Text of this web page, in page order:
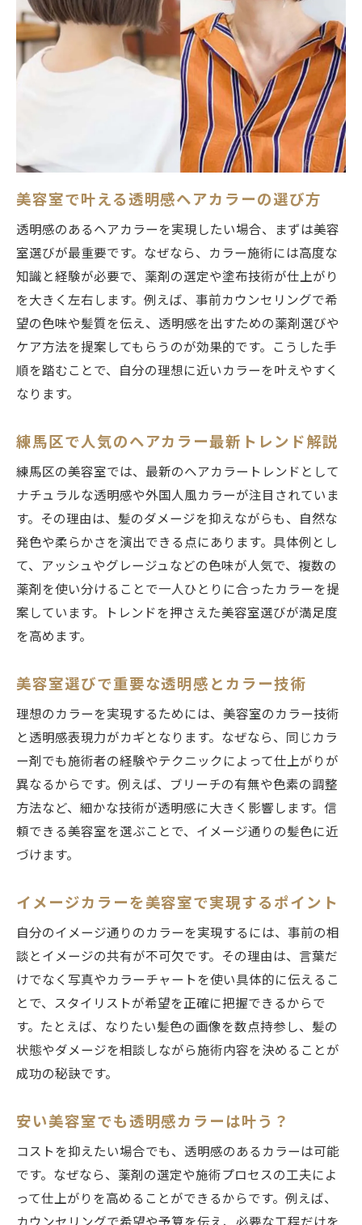
ダメージを抑えたカラーの秘訣を徹底解説
美容室でダメージを抑えるカラー方法とは
髪を守る美容室のダメージケア技術に注目
カラー施術後のヘアケア方法を美容室が解
美容室で選ぶべきダメージレスな薬剤とは
白髪染めもダメージレスに叶える美容室
ダメージと仕上がりを両立する美容室探し
美容室選びで失敗しない料金相場の見極め方
美容室のカラー料金相場を知って安心予約
練馬区で安い美容室を選ぶポイントとは
料金だけで選ばない美容室選びの注意点
カラー料金と施術内容の違いを徹底解説
理想の色味を実現するカラー種類比較ガイド
美容室で選べるヘアカラー種類を徹底比較
イルミナカラーと一般的なカラーの違い
自分に合うカラーを美容室で相談する方法
白髪染めやトレンドカラーの違いを解説
カラーが得意な美容室で理想の色味を実現
カラー専門店と総合美容室の違いを知る
口コミを活かした美容室の選び方とは
練馬区で評判の美容室を口コミで探す方法
美容室選びで参考にしたいレビュー内容
ホットペッパービューティー口コミ活用法
カラーリング満足度が高い美容室の特徴
ヘアカラー専門知識で納得の仕上がりを実現
カラー施術前のカウンセリング重要ポイン
ト
美容室で実感できる色持ちの良いヘアカラ
ー
メンズ向けヘアカラーも美容室で安心対応
ヘアカラー専門店の強みと美容室の違い
専門知識豊富な美容室で理想の髪色へ
練馬区で注目の美容室カラー流行スタイル
最新トレンドを取り入れた美容室カラー術
練馬区の美容室選びで流行色を楽しむ方法
ヘアカラー有名美容室のおすすめポイント
美容室で叶える透明感ヘアカラーの選び方
透明感のあるヘアカラーを実現したい場合、まずは美容
室選びが最重要です。なぜなら、カラー施術には高度な
知識と経験が必要で、薬剤の選定や塗布技術が仕上がり
を大きく左右します。例えば、事前カウンセリングで希
望の色味や髪質を伝え、透明感を出すための薬剤選びや
ケア方法を提案してもらうのが効果的です。こうした手
順を踏むことで、自分の理想に近いカラーを叶えやすく
なります。
練馬区で人気のヘアカラー最新トレンド解説
練馬区の美容室では、最新のヘアカラートレンドとして
ナチュラルな透明感や外国人風カラーが注目されていま
す。その理由は、髪のダメージを抑えながらも、自然な
発色や柔らかさを演出できる点にあります。具体例とし
て、アッシュやグレージュなどの色味が人気で、複数の
薬剤を使い分けることで一人ひとりに合ったカラーを提
案しています。トレンドを押さえた美容室選びが満足度
を高めます。
美容室選びで重要な透明感とカラー技術
理想のカラーを実現するためには、美容室のカラー技術
と透明感表現力がカギとなります。なぜなら、同じカラ
ー剤でも施術者の経験やテクニックによって仕上がりが
異なるからです。例えば、ブリーチの有無や色素の調整
方法など、細かな技術が透明感に大きく影響します。信
頼できる美容室を選ぶことで、イメージ通りの髪色に近
づけます。
イメージカラーを美容室で実現するポイント
自分のイメージ通りのカラーを実現するには、事前の相
談とイメージの共有が不可欠です。その理由は、言葉だ
けでなく写真やカラーチャートを使い具体的に伝えるこ
とで、スタイリストが希望を正確に把握できるからで
す。たとえば、なりたい髪色の画像を数点持参し、髪の
状態やダメージを相談しながら施術内容を決めることが
成功の秘訣です。
安い美容室でも透明感カラーは叶う？
コストを抑えたい場合でも、透明感のあるカラーは可能
です。なぜなら、薬剤の選定や施術プロセスの工夫によ
って仕上がりを高めることができるからです。例えば、